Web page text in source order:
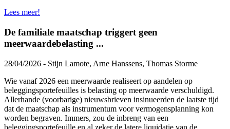
Lees meer!
De familiale maatschap triggert geen
meerwaardebelasting ...
28/04/2026 - Stijn Lamote, Arne Hanssens, Thomas Storme
Wie vanaf 2026 een meerwaarde realiseert op aandelen op
beleggingsportefeuilles is belasting op meerwaarde verschuldigd.
Allerhande (voorbarige) nieuwsbrieven insinueerden de laatste tijd
dat de maatschap als instrumentum voor vermogensplanning kon
worden begraven. Immers, zou de inbreng van een
beleggingsportefeuille en al zeker de latere liquidatie van de